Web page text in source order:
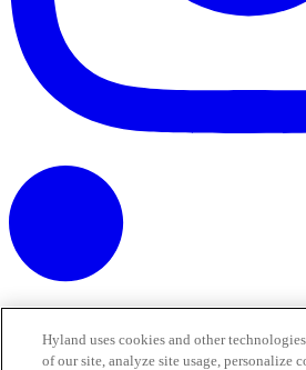
Hyland uses cookies and other
of our site, analyze site usage, personalize